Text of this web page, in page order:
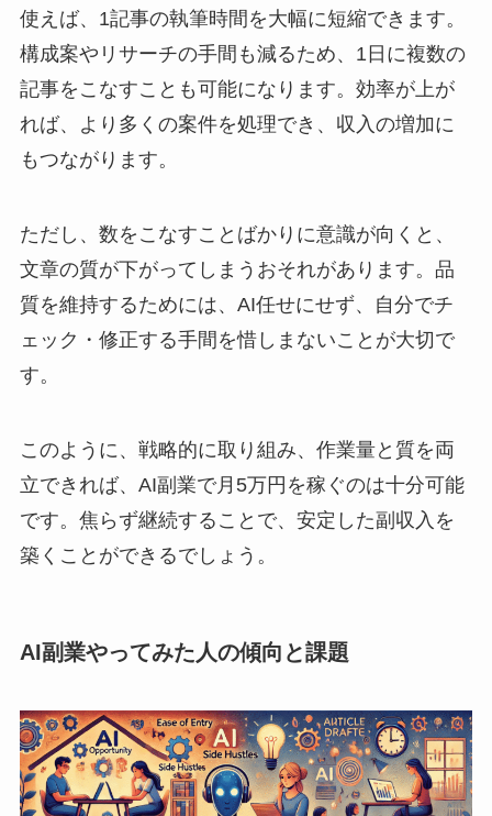
使えば、1記事の執筆時間を大幅に短縮できます。
構成案やリサーチの手間も減るため、1日に複数の
記事をこなすことも可能になります。効率が上が
れば、より多くの案件を処理でき、収入の増加に
もつながります。
ただし、数をこなすことばかりに意識が向くと、
文章の質が下がってしまうおそれがあります。品
質を維持するためには、AI任せにせず、自分でチ
ェック・修正する手間を惜しまないことが大切で
す。
このように、戦略的に取り組み、作業量と質を両
立できれば、AI副業で月5万円を稼ぐのは十分可能
です。焦らず継続することで、安定した副収入を
築くことができるでしょう。
AI副業やってみた人の傾向と課題